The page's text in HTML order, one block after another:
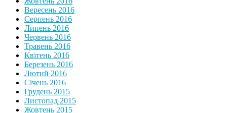
Вересень 2016
Серпень 2016
Липень 2016
Червень 2016
Травень 2016
Квітень 2016
Березень 2016
Лютий 2016
Січень 2016
Грудень 2015
Листопад 2015
Жовтень 2015